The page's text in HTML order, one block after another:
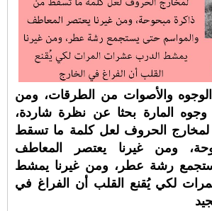
والأصوات من الطرقات، ومن
المارة بحثا عن نظرة شاردة،
الحروف لعل كلمة ما تسقط
ومن غيرنا يعتصر المعاطف
رشة عطر، ومن غيرنا يمشط
لكي يُقنع القلب أن الفراغ في